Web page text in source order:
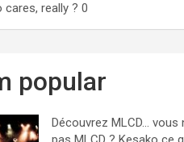
cares, really ? 0
popular
Découvrez MLCD… vous